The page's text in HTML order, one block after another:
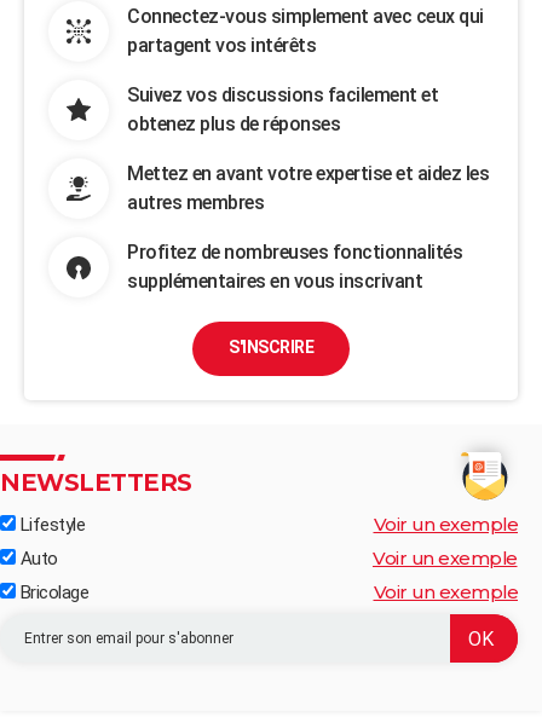
Connectez-vous simplement avec ceux qui
partagent vos intérêts
Suivez vos discussions facilement et
obtenez plus de réponses
Mettez en avant votre expertise et aidez les
autres membres
Profitez de nombreuses fonctionnalités
supplémentaires en vous inscrivant
S'INSCRIRE
NEWSLETTERS
Lifestyle Voir un exemple
Auto Voir un exemple
Bricolage Voir un exemple